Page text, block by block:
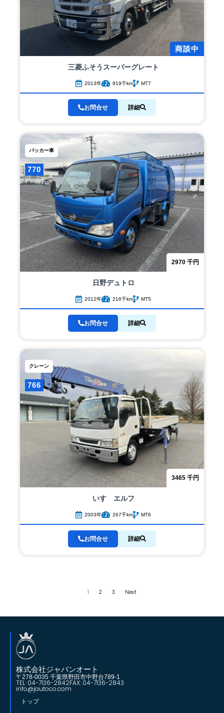
商談中
三菱ふそう スーパーグレート
2013年 919千km MT7
お問合せ 詳細
2970 千円
770
パッカー車
日野デュトロ
2012年 216千km MT5
お問合せ 詳細
3465 千円
766
クレーン
いすゞ エルフ
2003年 267千km MT6
お問合せ 詳細
1 2 3 Next
株式会社ジャパンオート
〒278-0035 千葉県野田市中野台789-1
TEL: 04-7136-2842FAX: 04-7136-2843
info@jautoco.com
トップ